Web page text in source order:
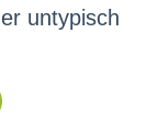
untypisch